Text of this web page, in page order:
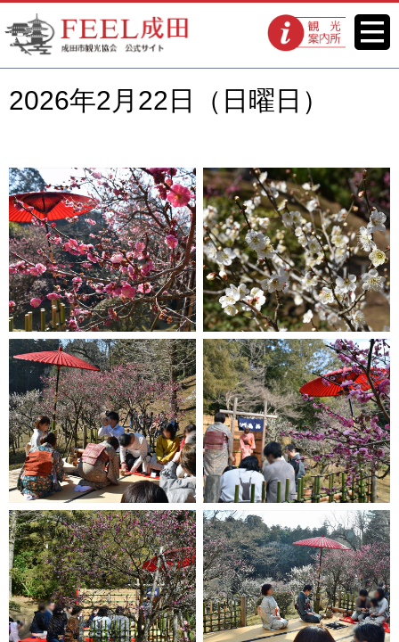
FEEL成田 成田市観光協会 公式
サイト
観光案内所
メニ
ュー
2026年2月22日（日曜日）